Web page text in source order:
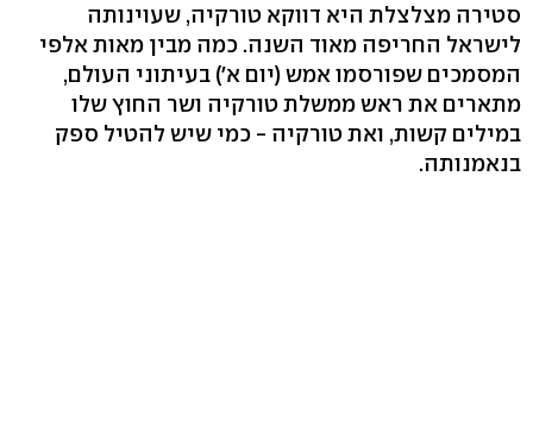
סטירה מצלצלת היא דווקא טורקיה, שעוינותה
לישראל החריפה מאוד השנה. כמה מבין מאות אלפי
המסמכים שפורסמו אמש (יום א') בעיתוני העולם,
מתארים את ראש ממשלת טורקיה ושר החוץ שלו
במילים קשות, ואת טורקיה - כמי שיש להטיל ספק
בנאמנותה.